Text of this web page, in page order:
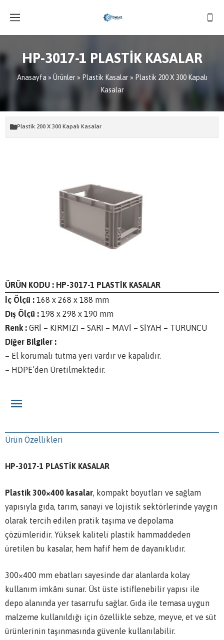
HP-3017-1 PLASTİK KASALAR
Anasayfa » Ürünler» Plastik Kasalar» Plastik 200 X 300 Kapalı
Kasalar
Plastik 200 X 300 Kapalı Kasalar
ÜRÜN KODU : HP-3017-1 PLASTİK KASALAR
İç Ölçü : 168 x 268 x 188 mm
Dış Ölçü : 198 x 298 x 190 mm
Renk : GRİ – KIRMIZI – SARI – MAVİ – SİYAH – TURUNCU
Diğer Bilgiler :
– El korumalı tutma yeri vardır ve kapalıdır.
– HDPE’den Üretilmektedir.
Ürün Özellikleri
HP-3017-1 PLASTİK KASALAR
Plastik 300×400 kasalar, kompakt boyutları ve sağlam
yapısıyla gıda, tarım, sanayi ve lojistik sektörlerinde yaygın
olarak tercih edilen pratik taşıma ve depolama
çözümleridir. Yüksek kaliteli plastik hammaddeden
üretilen bu kasalar, hem hafif hem de dayanıklıdır.
300×400 mm ebatları sayesinde dar alanlarda kolay
kullanım imkânı sunar. Üst üste istiflenebilir yapısı ile
depo alanında yer tasarrufu sağlar. Gıda ile temasa uygun
malzeme kullanıldığı için özellikle sebze, meyve, et ve süt
ürünlerinin taşınmasında güvenle kullanılabilir.